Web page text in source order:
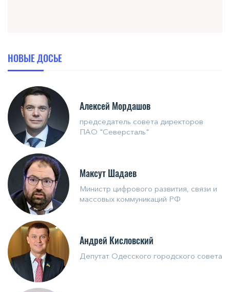
НОВЫЕ ДОСЬЕ
Алексей Мордашов
председатель совета директоров
ПАО "Северсталь"
Максут Шадаев
Министр цифрового развития, связи и
массовых коммуникаций РФ
Андрей Кисловский
Депутат Одесского городского совета